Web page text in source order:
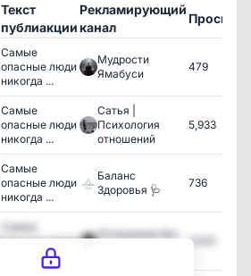
Текст
публиакции
Рекламирующий
канал
Самые
опасные люди
никогда ...
Мудрости
Ямабуси
479
Самые
опасные люди
никогда ...
Сатья |
Психология
отношений
5,933
Самые
опасные люди
никогда ...
Баланс
Здоровья 🩺
736
Самые
опасные люди
никогда ...
Отношения без
1,020